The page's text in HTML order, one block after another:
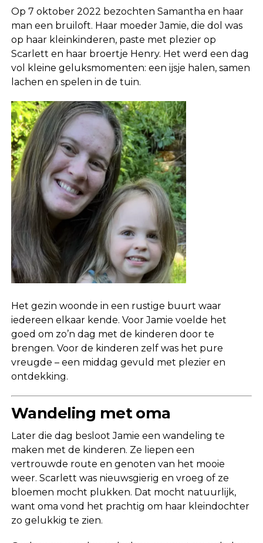
Op 7 oktober 2022 bezochten Samantha en haar
man een bruiloft. Haar moeder Jamie, die dol was
op haar kleinkinderen, paste met plezier op
Scarlett en haar broertje Henry. Het werd een dag
vol kleine geluksmomenten: een ijsje halen, samen
lachen en spelen in de tuin.
Het gezin woonde in een rustige buurt waar
iedereen elkaar kende. Voor Jamie voelde het
goed om zo’n dag met de kinderen door te
brengen. Voor de kinderen zelf was het pure
vreugde – een middag gevuld met plezier en
ontdekking.
Wandeling met oma
Later die dag besloot Jamie een wandeling te
maken met de kinderen. Ze liepen een
vertrouwde route en genoten van het mooie
weer. Scarlett was nieuwsgierig en vroeg of ze
bloemen mocht plukken. Dat mocht natuurlijk,
want oma vond het prachtig om haar kleindochter
zo gelukkig te zien.